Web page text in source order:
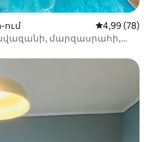
ում Միջին
4,99 (78)
մարզասրահի,